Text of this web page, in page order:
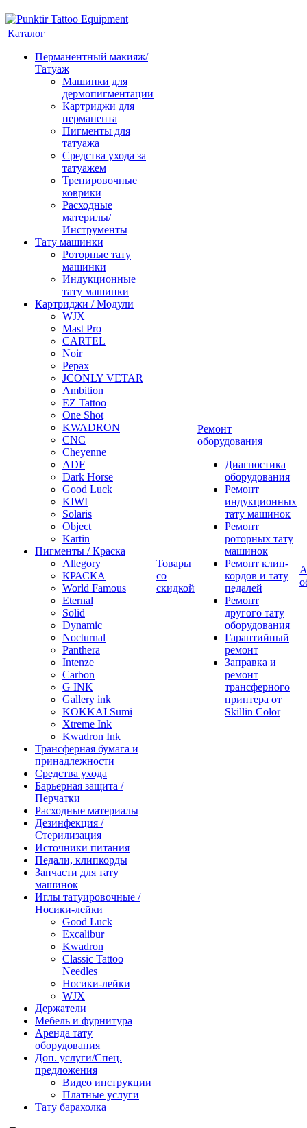
Каталог
Перманентный макияж/
Татуаж
Машинки для
дермопигментации
Картриджи для
перманента
Пигменты для
татуажа
Средства ухода за
татуажем
Тренировочные
коврики
Расходные
материлы/
Инструменты
Тату машинки
Роторные тату
машинки
Индукционные
тату машинки
Картриджи / Модули
WJX
Mast Pro
CARTEL
Noir
Pepax
JCONLY VETAR
Ambition
EZ Tattoo
One Shot
KWADRON
CNC
Cheyenne
ADF
Dark Horse
Good Luck
KIWI
Solaris
Object
Kartin
Пигменты / Краска
Allegory
КРАСКА
World Famous
Eternal
Solid
Dynamic
Nocturnal
Panthera
Intenze
Carbon
G INK
Gallery ink
KOKKAI Sumi
Xtreme Ink
Kwadron Ink
Трансферная бумага и
принадлежности
Средства ухода
Барьерная защита /
Перчатки
Расходные материалы
Дезинфекция /
Стерилизация
Источники питания
Педали, клипкорды
Запчасти для тату
машинок
Иглы татуировочные /
Носики-лейки
Good Luck
Excalibur
Kwadron
Classic Tattoo
Needles
Носики-лейки
WJX
Держатели
Мебель и фурнитура
Аренда тату
оборудования
Доп. услуги/Спец.
предложения
Видео инструкции
Платные услуги
Тату барахолка
Товары
со
скидкой
Ремонт
оборудования
Диагностика
оборудования
Ремонт
индукционных
тату машинок
Ремонт
роторных тату
машинок
Ремонт клип-
кордов и тату
педалей
Ремонт
другого тату
оборудования
Гарантийный
ремонт
Заправка и
ремонт
трансферного
принтера от
Skillin Color